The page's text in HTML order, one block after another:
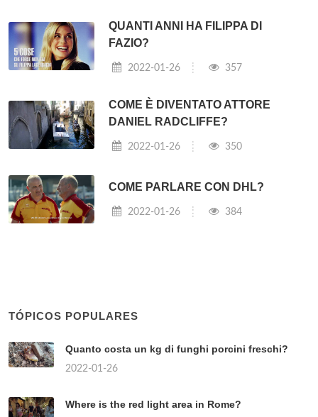
QUANTI ANNI HA FILIPPA DI
FAZIO?
2022-01-26 357
COME È DIVENTATO ATTORE
DANIEL RADCLIFFE?
2022-01-26 350
COME PARLARE CON DHL?
2022-01-26 384
TÓPICOS POPULARES
Quanto costa un kg di funghi porcini freschi?
2022-01-26
Where is the red light area in Rome?